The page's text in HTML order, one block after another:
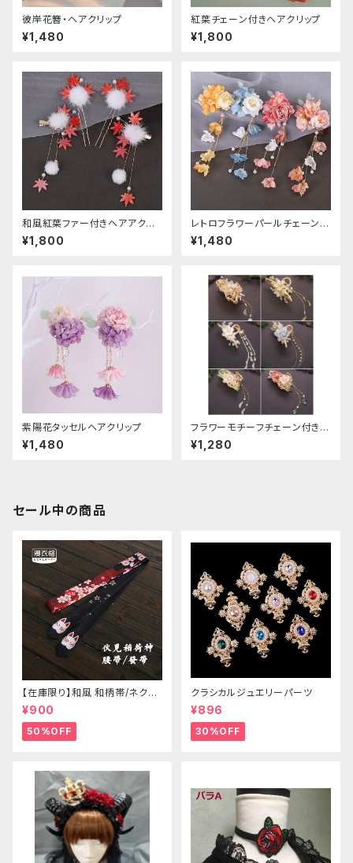
彼岸花簪・ヘアクリップ
¥1,480
紅葉チェーン付きヘアクリップ
¥1,800
和風紅葉ファー付きヘアアクセ
サリー
¥1,800
レトロフラワーパールチェーンヘ
アクリップ
¥1,480
紫陽花タッセルヘアクリップ
¥1,480
フラワーモチーフチェーン付きヘ
アクリップ
¥1,280
セール中の商品
【在庫限り】和風 和柄帯/ネクタ
イ/リボン（狐面/金魚
¥900
50%OFF
クラシカルジュエリーパーツ
¥896
30%OFF